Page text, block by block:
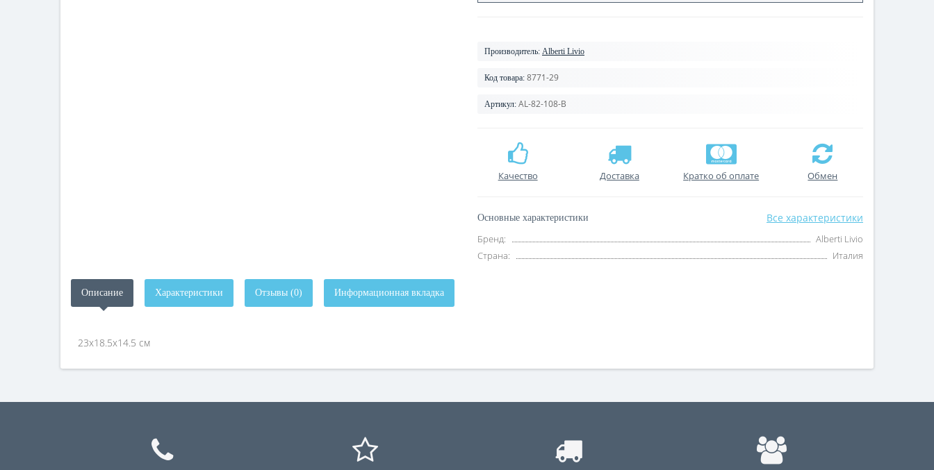
Производитель: Alberti Livio
Код товара: 8771-29
Артикул: AL-82-108-B
Качество Доставка Кратко об оплате Обмен
Основные характеристики Все характеристики
Бренд:
Alberti Livio
Страна:
Италия
Описание Характеристики Отзывы (0) Информационная вкладка
23x18.5x14.5 см